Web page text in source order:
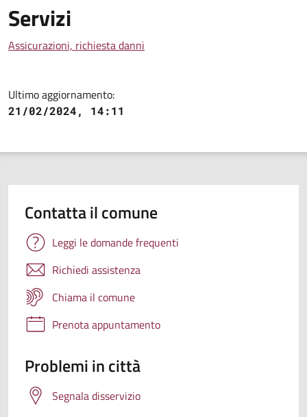
Servizi
Assicurazioni, richiesta danni
Ultimo aggiornamento:
21/02/2024, 14:11
Contatta il comune
Leggi le domande frequenti
Richiedi assistenza
Chiama il comune
Prenota appuntamento
Problemi in città
Segnala disservizio